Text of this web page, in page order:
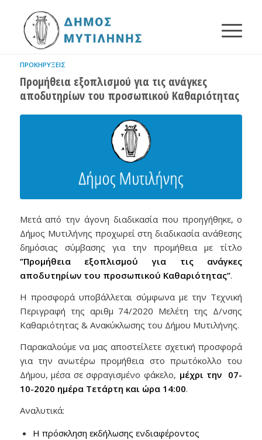
ΠΡΟΚΗΡΎΞΕΙΣ
Προμήθεια εξοπλισμού για τις ανάγκες
αποδυτηρίων του προσωπικού Καθαριότητας
Μετά από την άγονη διαδικασία που προηγήθηκε, ο
Δήμος Μυτιλήνης προχωρεί στη διαδικασία ανάθεσης
δημόσιας σύμβασης για την προμήθεια με τίτλο
‘’Προμήθεια εξοπλισμού για τις ανάγκες
αποδυτηρίων του προσωπικού Καθαριότητας’’.
Η προσφορά υποβάλλεται σύμφωνα με την Τεχνική
Περιγραφή της αριθμ 74/2020 Μελέτη της Δ/νσης
Καθαριότητας & Ανακύκλωσης του Δήμου Μυτιλήνης.
Παρακαλούμε να μας αποστείλετε σχετική προσφορά
για την ανωτέρω προμήθεια στο πρωτόκολλο του
Δήμου, μέσα σε σφραγισμένο φάκελο, μέχρι την 07-
10-2020 ημέρα Τετάρτη και ώρα 14:00.
Αναλυτικά:
Η πρόσκληση εκδήλωσης ενδιαφέροντος